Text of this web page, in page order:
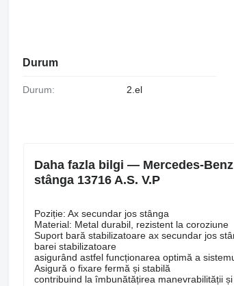
Durum
Durum: 2.el
Daha fazla bilgi — Mercedes-
stânga 13716 A.S. V.P
Poziție: Ax secundar jos stânga
Material: Metal durabil, rezistent la coroziune
Suport bară stabilizatoare ax secundar jos
barei stabilizatoare
asigurând astfel funcționarea optimă a
Asigură o fixare fermă și stabilă
contribuind la îmbunătățirea manevrabilității